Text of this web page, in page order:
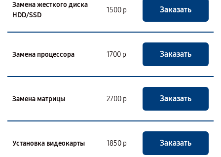
Замена жесткого диска
HDD/SSD
1500 р Заказать
Замена процессора 1700 р Заказать
Замена матрицы 2700 р Заказать
Установка видеокарты 1850 р Заказать